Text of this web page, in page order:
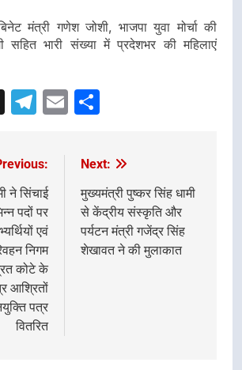
मंत्री गणेश जोशी, भाजपा युवा मोर्चा की
सहित भारी संख्या में प्रदेशभर की महिलाएं
X Telegram
Email
ने सिंचाई
पदों पर
एवं
निगम
कोटे के
आश्रितों
पत्र
वितरित
Next:
मुख्यमंत्री पुष्कर सिंह धामी
से केंद्रीय संस्कृति और
पर्यटन मंत्री गजेंद्र सिंह
शेखावत ने की मुलाकात